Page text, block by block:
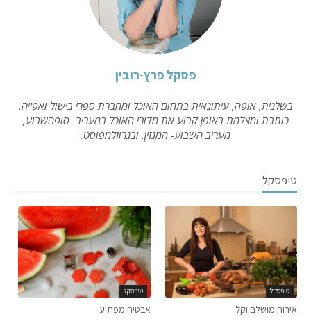
פסקל פרץ-רובין
בשלנית, אופה, עיתונאית בתחום האוכל ומחברת ספרי בישול ואפייה.
כותבת ומצלמת באופן קבוע את מדורי האוכל במעריב- סופהשבוע,
מעריב השבוע- המגזין, ובגרוזלמפוסט.
טיפסקל
טיפסקל
אירוח מושלם וקל
טיפסקל
אבטיח מפתיע